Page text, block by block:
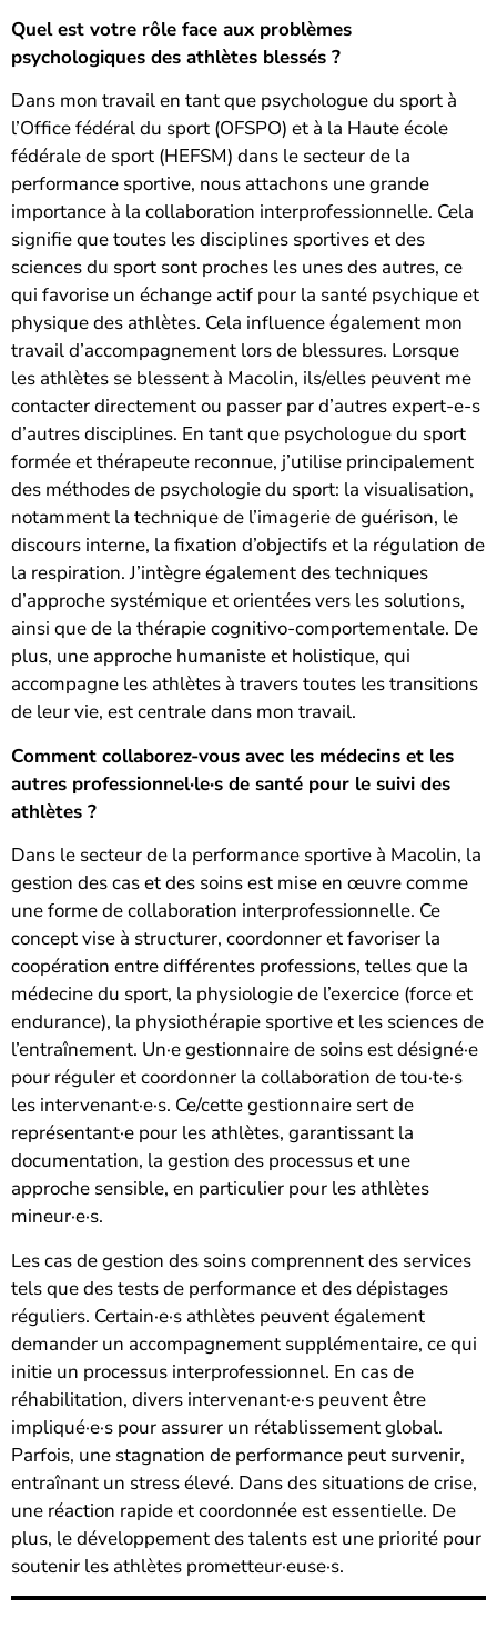
Quel est votre rôle face aux problèmes
psychologiques des athlètes blessés ?
Dans mon travail en tant que psychologue du sport à
l’Office fédéral du sport (OFSPO) et à la Haute école
fédérale de sport (HEFSM) dans le secteur de la
performance sportive, nous attachons une grande
importance à la collaboration interprofessionnelle. Cela
signifie que toutes les disciplines sportives et des
sciences du sport sont proches les unes des autres, ce
qui favorise un échange actif pour la santé psychique et
physique des athlètes. Cela influence également mon
travail d’accompagnement lors de blessures. Lorsque
les athlètes se blessent à Macolin, ils/elles peuvent me
contacter directement ou passer par d’autres expert-e-s
d’autres disciplines. En tant que psychologue du sport
formée et thérapeute reconnue, j’utilise principalement
des méthodes de psychologie du sport: la visualisation,
notamment la technique de l’imagerie de guérison, le
discours interne, la fixation d’objectifs et la régulation de
la respiration. J’intègre également des techniques
d’approche systémique et orientées vers les solutions,
ainsi que de la thérapie cognitivo-comportementale. De
plus, une approche humaniste et holistique, qui
accompagne les athlètes à travers toutes les transitions
de leur vie, est centrale dans mon travail.
Comment collaborez-vous avec les médecins et les
autres professionnel·le·s de santé pour le suivi des
athlètes ?
Dans le secteur de la performance sportive à Macolin, la
gestion des cas et des soins est mise en œuvre comme
une forme de collaboration interprofessionnelle. Ce
concept vise à structurer, coordonner et favoriser la
coopération entre différentes professions, telles que la
médecine du sport, la physiologie de l’exercice (force et
endurance), la physiothérapie sportive et les sciences de
l’entraînement. Un·e gestionnaire de soins est désigné·e
pour réguler et coordonner la collaboration de tou·te·s
les intervenant·e·s. Ce/cette gestionnaire sert de
représentant·e pour les athlètes, garantissant la
documentation, la gestion des processus et une
approche sensible, en particulier pour les athlètes
mineur·e·s.
Les cas de gestion des soins comprennent des services
tels que des tests de performance et des dépistages
réguliers. Certain·e·s athlètes peuvent également
demander un accompagnement supplémentaire, ce qui
initie un processus interprofessionnel. En cas de
réhabilitation, divers intervenant·e·s peuvent être
impliqué·e·s pour assurer un rétablissement global.
Parfois, une stagnation de performance peut survenir,
entraînant un stress élevé. Dans des situations de crise,
une réaction rapide et coordonnée est essentielle. De
plus, le développement des talents est une priorité pour
soutenir les athlètes prometteur·euse·s.